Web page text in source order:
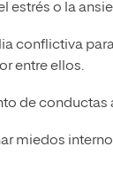
estrés o la
conflictiva
entre ellos.
de conductas
miedos